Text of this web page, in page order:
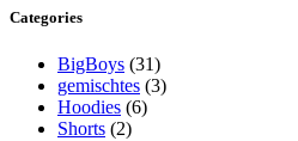
Categories
BigBoys (31)
gemischtes (3)
Hoodies (6)
Shorts (2)